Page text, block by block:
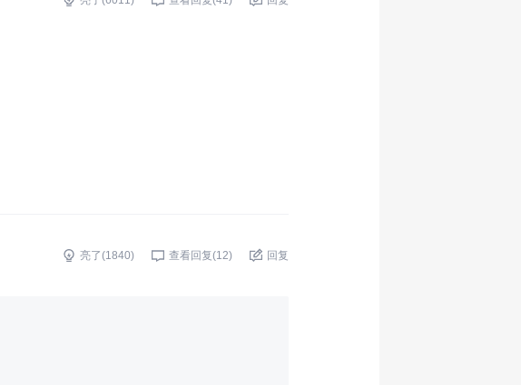
亮了(1840) 查看回复(12) 回复